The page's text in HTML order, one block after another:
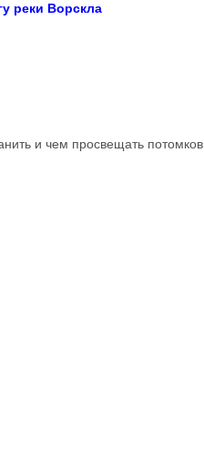
реки Ворскла
и чем просвещать потомков.